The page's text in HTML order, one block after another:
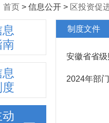
首页 > 信息公开 > 区投资促
制度文件
安徽省省
2024年部